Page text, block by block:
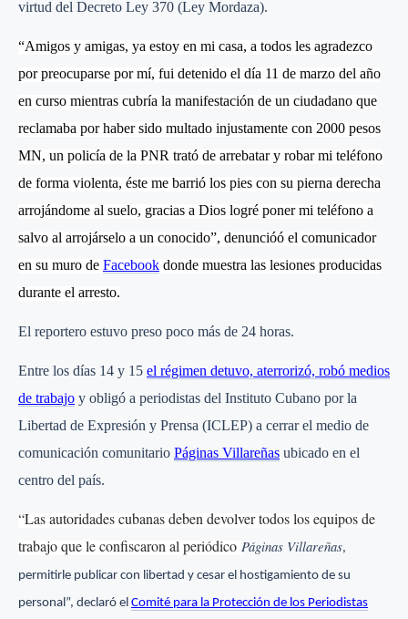
virtud del Decreto Ley 370 (Ley Mordaza).
“Amigos y amigas, ya estoy en mi casa, a todos les agradezco
por preocuparse por mí, fui detenido el día 11 de marzo del año
en curso mientras cubría la manifestación de un ciudadano que
reclamaba por haber sido multado injustamente con 2000 pesos
MN, un policía de la PNR trató de arrebatar y robar mi teléfono
de forma violenta, éste me barrió los pies con su pierna derecha
arrojándome al suelo, gracias a Dios logré poner mi teléfono a
salvo al arrojárselo a un conocido”, denuncióó el comunicador
en su muro de Facebook donde muestra las lesiones producidas
durante el arresto.
El reportero estuvo preso poco más de 24 horas.
Entre los días 14 y 15 el régimen detuvo, aterrorizó, robó medios
de trabajo y obligó a periodistas del Instituto Cubano por la
Libertad de Expresión y Prensa (ICLEP) a cerrar el medio de
comunicación comunitario Páginas Villareñas ubicado en el
centro del país.
“Las autoridades cubanas deben devolver todos los equipos de
trabajo que le confiscaron al periódico Páginas Villareñas,
permitirle publicar con libertad y cesar el hostigamiento de su
personal”, declaró el Comité para la Protección de los Periodistas